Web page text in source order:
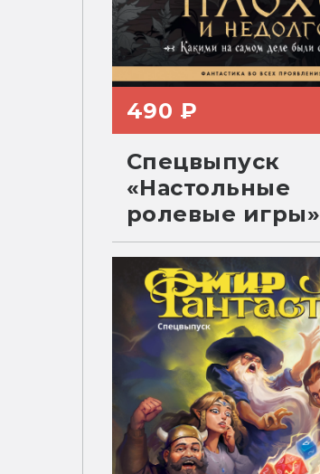
490 ₽
Спецвыпуск
«Настольные
ролевые игры»